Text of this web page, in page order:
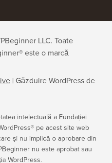
RafflePress
PushEngage
WP Caritabil
AffiliateWP
LLC. Toate
este o marcă